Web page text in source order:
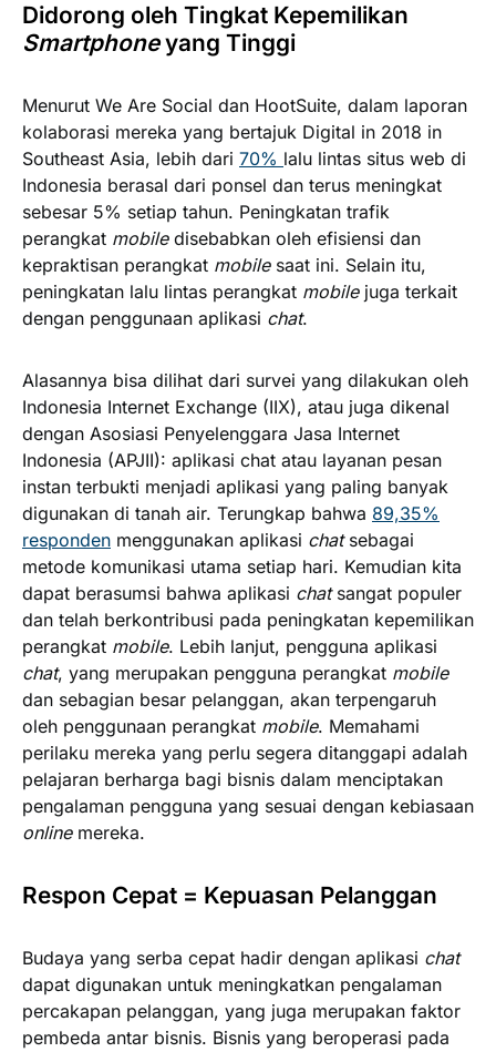
Didorong oleh Tingkat Kepemilikan
Smartphoneyang Tinggi
Menurut We Are Social dan HootSuite, dalam laporan
kolaborasi mereka yang bertajuk Digital in 2018 in
Southeast Asia, lebih dari 70% lalu lintas situs web di
Indonesia berasal dari ponsel dan terus meningkat
sebesar 5% setiap tahun. Peningkatan trafik
perangkat mobile disebabkan oleh efisiensi dan
kepraktisan perangkat mobile saat ini. Selain itu,
peningkatan lalu lintas perangkat mobile juga terkait
dengan penggunaan aplikasi chat.
Alasannya bisa dilihat dari survei yang dilakukan oleh
Indonesia Internet Exchange (IIX), atau juga dikenal
dengan Asosiasi Penyelenggara Jasa Internet
Indonesia (APJII): aplikasi chat atau layanan pesan
instan terbukti menjadi aplikasi yang paling banyak
digunakan di tanah air. Terungkap bahwa 89,35%
responden menggunakan aplikasi chat sebagai
metode komunikasi utama setiap hari. Kemudian kita
dapat berasumsi bahwa aplikasi chat sangat populer
dan telah berkontribusi pada peningkatan kepemilikan
perangkat mobile. Lebih lanjut, pengguna aplikasi
chat, yang merupakan pengguna perangkat mobile
dan sebagian besar pelanggan, akan terpengaruh
oleh penggunaan perangkat mobile. Memahami
perilaku mereka yang perlu segera ditanggapi adalah
pelajaran berharga bagi bisnis dalam menciptakan
pengalaman pengguna yang sesuai dengan kebiasaan
online mereka.
Respon Cepat = Kepuasan Pelanggan
Budaya yang serba cepat hadir dengan aplikasi chat
dapat digunakan untuk meningkatkan pengalaman
percakapan pelanggan, yang juga merupakan faktor
pembeda antar bisnis. Bisnis yang beroperasi pada